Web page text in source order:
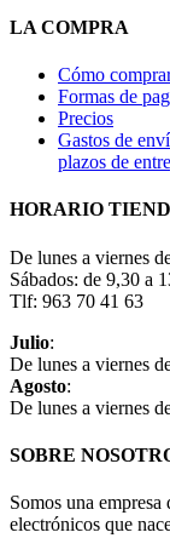
LA COMPRA
Cómo
Formas de
Precios
Gastos de
plazos de
HORARIO
De lunes a viernes
Sábados: de 9,30 a
Tlf: 963 70 41 63
Julio:
De lunes a viernes
Agosto:
De lunes a viernes
SOBRE
Somos una
electrónicos que